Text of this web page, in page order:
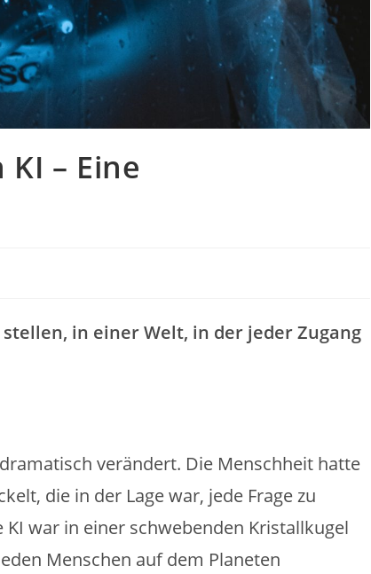
– Eine
in einer Welt, in der jeder Zugang
verändert. Die Menschheit hatte
die in der Lage war, jede Frage zu
war in einer schwebenden Kristallkugel
Menschen auf dem Planeten